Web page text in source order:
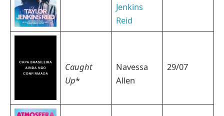
Jenkins
Reid
Caught
Up*
Navessa
Allen
29/07